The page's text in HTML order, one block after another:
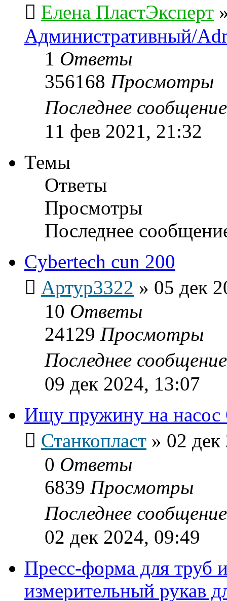
Елена ПластЭксперт
Административный/
1 Ответы
356168 Просмотры
Последнее
11 фев 2021, 21:32
Темы
Ответы
Просмотры
Последнее
Cybertech cun 200
Артур3322 » 05 дек
10 Ответы
24129 Просмотры
Последнее
09 дек 2024, 13:07
Ищу пружину на насос
Станкопласт » 02
0 Ответы
6839 Просмотры
Последнее
02 дек 2024, 09:49
Пресс-форма для
измерительный рукав